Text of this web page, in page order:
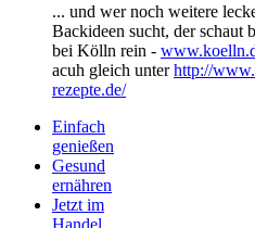
... und wer noch weitere
Backideen sucht, der schaut
bei Kölln rein -
acuh gleich unterhttp://
rezepte.de/
Einfach
genießen
Gesund
ernähren
Jetzt im
Handel